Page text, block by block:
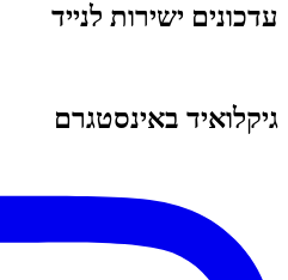
עדכונים ישירות לנייד
גיקלואיד באינסטגרם